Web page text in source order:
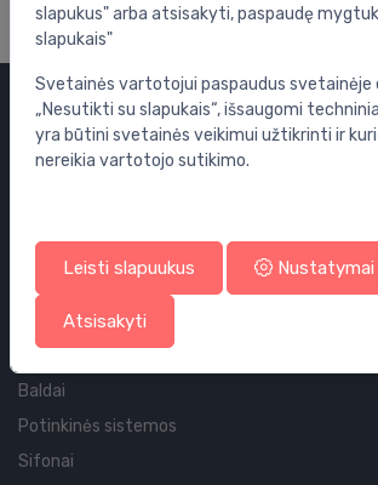
Kategorijos
WC puodai
Vonios
Dušo kabinos
Baldai
Potinkinės sistemos
Sifonai
slapukus" arba atsisakyti, paspaudę
slapukais"
Svetainės vartotojui paspaudus
„Nesutikti su slapukais“, išsaugomi
yra būtini svetainės veikimui užtikrinti ir
nereikia vartotojo sutikimo.
Leisti slapuukus Nustatymai
Atsisakyti